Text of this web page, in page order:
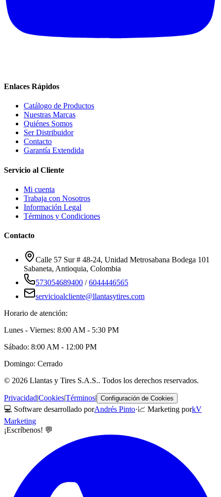
Enlaces Rápidos
Catálogo de Productos
Nuestras Marcas
Quiénes Somos
Ser Distribuidor
Contacto
Garantía Extendida
Servicio al Cliente
Mi cuenta
Trabaja con Nosotros
Información Legal
Términos y Condiciones
Contacto
Calle 57 Sur # 48-24, Unidad Metrosabana Bodega 101
Sabaneta, Antioquia, Colombia
573054689400 /6044446565
servicioalcliente@llantasytires.com
Horario de atención:
Lunes - Viernes: 8:00 AM - 5:30 PM
Sábado: 8:00 AM - 12:00 PM
Domingo: Cerrado
© 2026 Llantas y Tires S.A.S.. Todos los derechos reservados.
Privacidad|Cookies|Términos| Configuración de Cookies
💻 Software desarrollado porAndrés Pinto·📈 Marketing porkV
Marketing
¡Escríbenos! 💬